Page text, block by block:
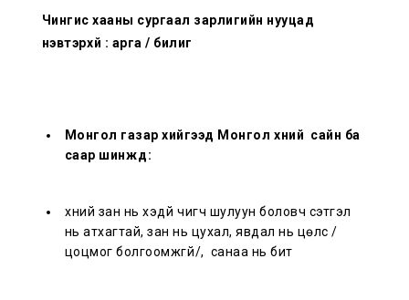
Чингис хааны сургаал зарлигийн нууцад
нэвтэрхүй : арга / билиг
Монгол газар хийгээд Монгол хүний сайн ба
саар шинжүүд:
хүний зан нь хэдүй чигч шулуун боловч сэтгэл
нь атхагтай, зан нь цухал, явдал нь цөлс /
цоцмог болгоомжгүй/, санаа нь битүү